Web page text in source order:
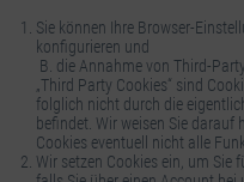
Sie können Ihre Browser-
konfigurieren und
B. die Annahme von Third-
„Third Party Cookies“ sind
folglich nicht durch die
befindet. Wir weisen Sie darauf
Cookies eventuell nicht alle
Wir setzen Cookies ein, um Sie